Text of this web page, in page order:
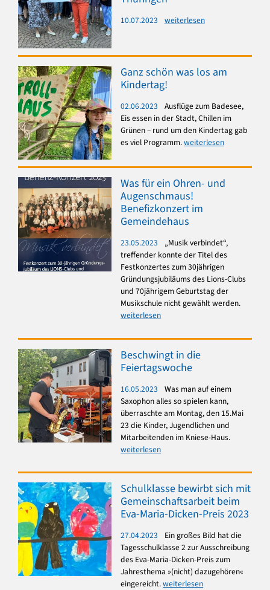
10.07.2023 weiterlesen
Ganz schön was los am
Kindertag!
02.06.2023
Ausflüge zum Badesee,
Eis essen in der Stadt, Chillen im
Grünen – rund um den Kindertag gab
es viel Programm.weiterlesen
Was für ein Ohren- und
Augenschmaus!
Benefizkonzert im
Gemeindehaus
23.05.2023
„Musik verbindet“,
treffender konnte der Titel des
Festkonzertes zum 30jährigen
Gründungsjubiläums des Lions-Clubs
und 70jährigem Geburtstag der
Musikschule nicht gewählt werden.
weiterlesen
Beschwingt in die
Feiertagswoche
16.05.2023
Was man auf einem
Saxophon alles so spielen kann,
überraschte am Montag, den 15.Mai
23 die Kinder, Jugendlichen und
Mitarbeitenden im Kniese-Haus.
weiterlesen
Schulklasse bewirbt sich mit
Gemeinschaftsarbeit beim
Eva-Maria-Dicken-Preis 2023
27.04.2023
Ein großes Bild hat die
Tagesschulklasse 2 zur Ausschreibung
des Eva-Maria-Dicken-Preis zum
Jahresthema »(nicht) dazugehören«
eingereicht.weiterlesen